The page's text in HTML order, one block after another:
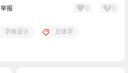
举报 0 0
字体设计 立体字